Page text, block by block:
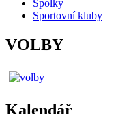
Spolky
Sportovní kluby
VOLBY
Kalendář